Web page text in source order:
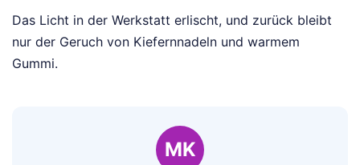
Das Licht in der Werkstatt erlischt, und zurück bleibt
nur der Geruch von Kiefernnadeln und warmem
Gummi.
MK